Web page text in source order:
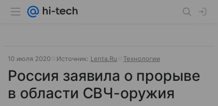
10 июля 2020 Источник: Lenta.Ru Технологии
Россия заявила о прорыве
в области СВЧ-оружия